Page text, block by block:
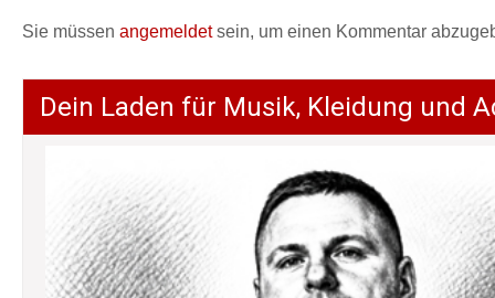
Sie müssen angemeldetsein, um einen Kommentar
Dein Laden für Musik, Kleidung und